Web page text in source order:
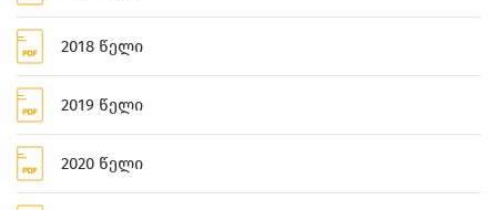
2018 წელი
2019 წელი
2020 წელი